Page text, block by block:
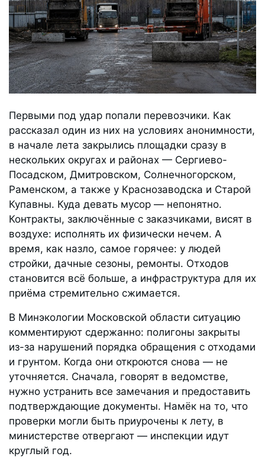
Первыми под удар попали перевозчики. Как
рассказал один из них на условиях анонимности,
в начале лета закрылись площадки сразу в
нескольких округах и районах — Сергиево-
Посадском, Дмитровском, Солнечногорском,
Раменском, а также у Краснозаводска и Старой
Купавны. Куда девать мусор — непонятно.
Контракты, заключённые с заказчиками, висят в
воздухе: исполнять их физически нечем. А
время, как назло, самое горячее: у людей
стройки, дачные сезоны, ремонты. Отходов
становится всё больше, а инфраструктура для их
приёма стремительно сжимается.
В Минэкологии Московской области ситуацию
комментируют сдержанно: полигоны закрыты
из-за нарушений порядка обращения с отходами
и грунтом. Когда они откроются снова — не
уточняется. Сначала, говорят в ведомстве,
нужно устранить все замечания и предоставить
подтверждающие документы. Намёк на то, что
проверки могли быть приурочены к лету, в
министерстве отвергают — инспекции идут
круглый год.